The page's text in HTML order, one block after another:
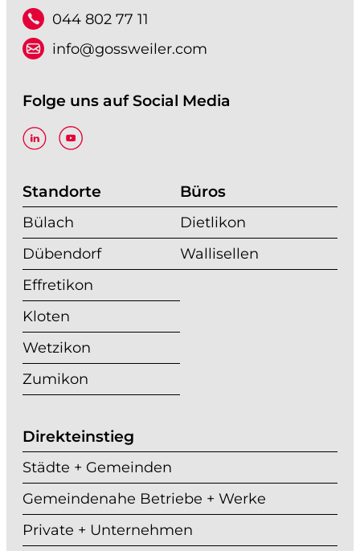
044 802 77 11
info@gossweiler.com
Folge uns auf Social Media
Standorte
Bülach
Dübendorf
Effretikon
Kloten
Wetzikon
Zumikon
Büros
Dietlikon
Wallisellen
Direkteinstieg
Städte + Gemeinden
Gemeindenahe Betriebe + Werke
Private + Unternehmen